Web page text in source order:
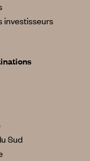
investisseurs
Sud